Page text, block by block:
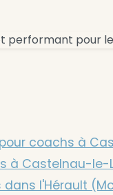
coachs à
à Castelnau-le-
l'Hérault